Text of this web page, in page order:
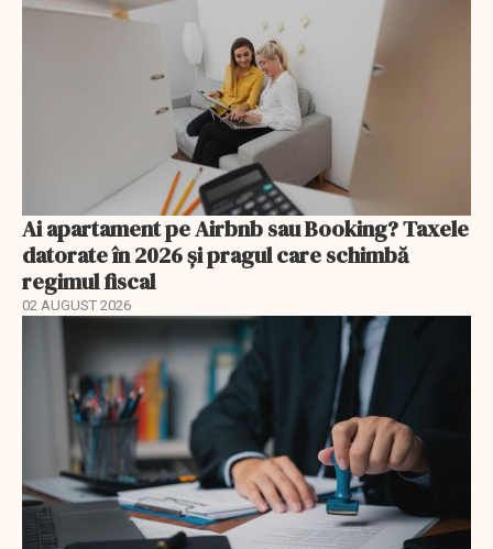
Ai apartament pe Airbnb sau Booking? Taxele
datorate în 2026 și pragul care schimbă
regimul fiscal
02 AUGUST 2026